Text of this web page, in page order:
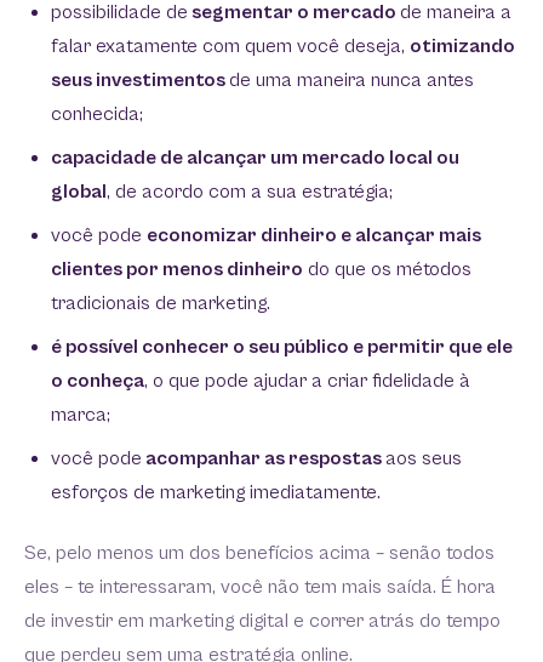
possibilidade de segmentar o mercado de maneira a
falar exatamente com quem você deseja, otimizando
seus investimentos de uma maneira nunca antes
conhecida;
capacidade de alcançar um mercado local ou
global, de acordo com a sua estratégia;
você pode economizar dinheiro e alcançar mais
clientes por menos dinheiro do que os métodos
tradicionais de marketing.
é possível conhecer o seu público e permitir que ele
o conheça, o que pode ajudar a criar fidelidade à
marca;
você pode acompanhar as respostasaos seus
esforços de marketing imediatamente.
Se, pelo menos um dos benefícios acima – senão todos
eles – te interessaram, você não tem mais saída. É hora
de investir em marketing digital e correr atrás do tempo
que perdeu sem uma estratégia online.